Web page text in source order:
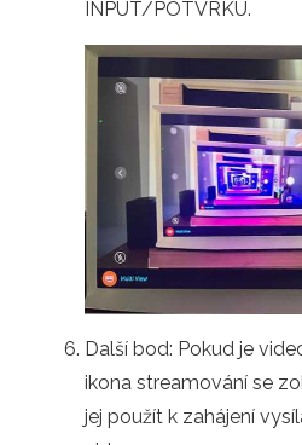
INPUT/POTVRKU.
Další bod: Pokud je
ikona streamování se
jej použít k zahájení